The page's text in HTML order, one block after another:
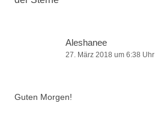
Aleshanee
27. März 2018 um 6:38 Uhr
Guten Morgen!